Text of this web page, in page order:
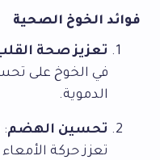
فوائد الخوخ الصحية
تعزيز صحة
في الخوخ على
الدموية.
تحسين الهضم:
تعزز حركة